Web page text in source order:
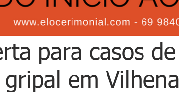
para casos de
em Vilhena